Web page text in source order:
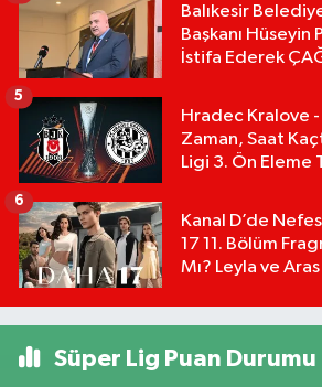
Balıkesir
Başkanı Hüseyin Pastal
İstifa Ederek
Hradec Kralove -
Zaman, Saat
Ligi 3. Ön Eleme
5
Kanal D’de
17 11. Bölüm
Mı? Leyla ve
6
Süper Lig Puan Durumu